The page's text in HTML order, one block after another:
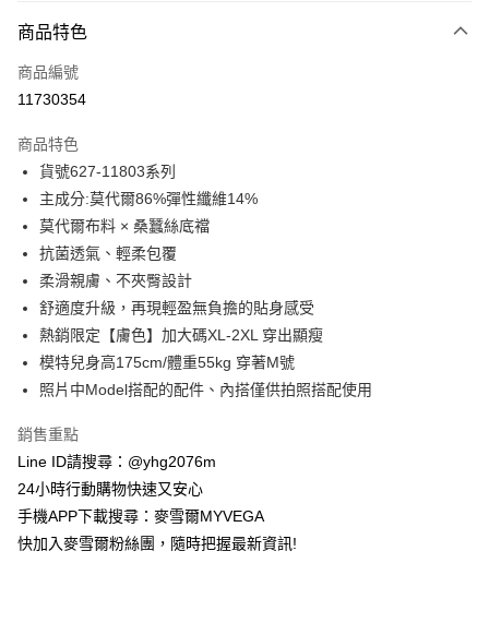
信用卡一次付款
信用卡分期付款
合作金庫商業銀行
華南商業銀行
上海商業儲蓄銀行
國泰世華商業銀行
臺灣中小企業銀行
匯豐（台灣）商業銀行
聯邦商業銀行
元大商業銀行
永豐商業銀行
玉山商業銀行
星展（台灣）商業銀行
台新國際商業銀行
中國信託商業銀行
台灣樂天信用卡公司
超商取貨付款
LINE Pay
Apple Pay
街口支付
ATM付款
運送方式
全家取貨付款
每筆NT$100，滿NT$599(含以上)免運費
商品特色
商品編號
11730354
商品特色
貨號627-11803系列
主成分:莫代爾86%彈性纖維14%
莫代爾布料 × 桑蠶絲底襠
抗菌透氣、輕柔包覆
柔滑親膚、不夾臀設計
舒適度升級，再現輕盈無負擔的貼身感受
熱銷限定【膚色】加大碼XL-2XL 穿出顯瘦
模特兒身高175cm/體重55kg 穿著M號
照片中Model搭配的配件、內搭僅供拍照搭配使用
銷售重點
Line ID請搜尋：@yhg2076m
24小時行動購物快速又安心
手機APP下載搜尋：麥雪爾MYVEGA
快加入麥雪爾粉絲團，隨時把握最新資訊!